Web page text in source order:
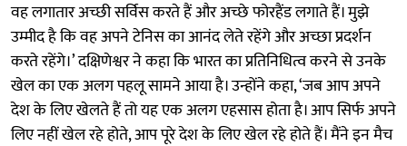
वह लगातार अच्छी सर्विस करते हैं और अच्छे फोरहैंड लगाते हैं। मुझे
उम्मीद है कि वह अपने टेनिस का आनंद लेते रहेंगे और अच्छा प्रदर्शन
करते रहेंगे।’ दक्षिणेश्वर ने कहा कि भारत का प्रतिनिधित्व करने से उनके
खेल का एक अलग पहलू सामने आया है। उन्होंने कहा, ‘जब आप अपने
देश के लिए खेलते हैं तो यह एक अलग एहसास होता है। आप सिर्फ अपने
लिए नहीं खेल रहे होते, आप पूरे देश के लिए खेल रहे होते हैं। मैंने इन मैच